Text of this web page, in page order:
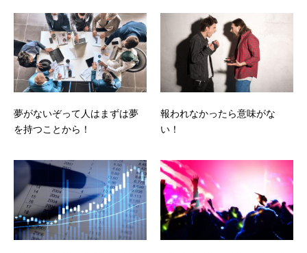
夢がないぞって人はまずは夢
を持つことから！
報われなかったら意味がな
い！